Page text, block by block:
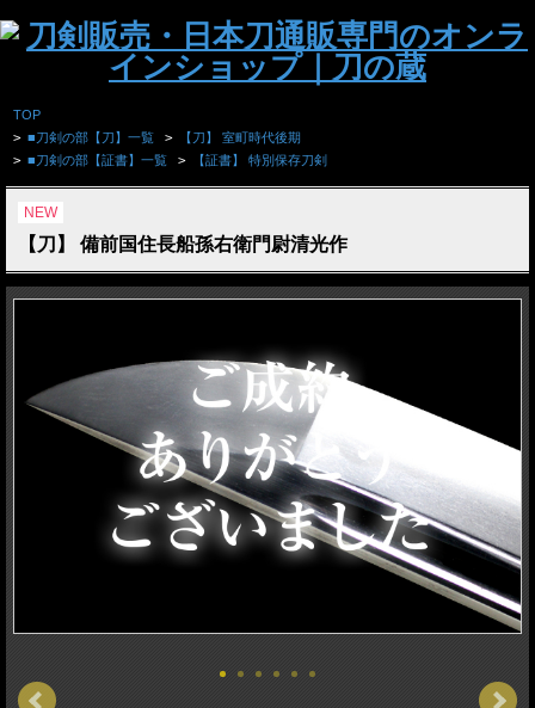
TOP
> ■刀剣の部【刀】一覧 > 【刀】 室町時代後期
> ■刀剣の部【証書】一覧 > 【証書】 特別保存刀剣
NEW
【刀】 備前国住長船孫右衛門尉清光作